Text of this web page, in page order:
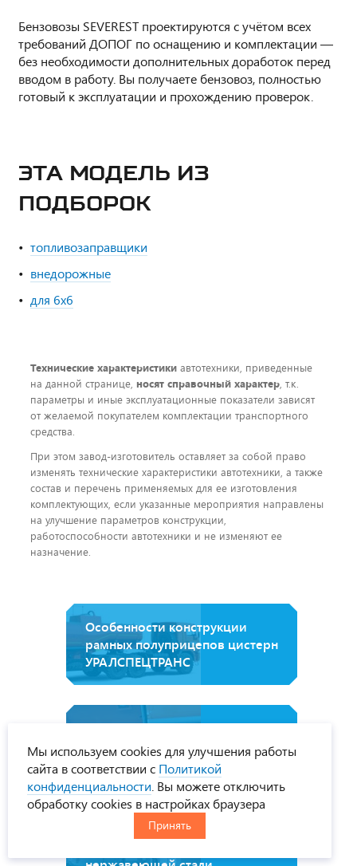
Бензовозы SEVEREST проектируются с учётом всех
требований ДОПОГ по оснащению и комплектации —
без необходимости дополнительных доработок перед
вводом в работу. Вы получаете бензовоз, полностью
готовый к эксплуатации и прохождению проверок.
ЭТА МОДЕЛЬ ИЗ
ПОДБОРОК
топливозаправщики
внедорожные
для 6x6
Технические характеристики автотехники, приведенные
на данной странице, носят справочный характер, т.к.
параметры и иные эксплуатационные показатели зависят
от желаемой покупателем комплектации транспортного
средства.
При этом завод-изготовитель оставляет за собой право
изменять технические характеристики автотехники, а также
состав и перечень применяемых для ее изготовления
комплектующих, если указанные мероприятия направлены
на улучшение параметров конструкции,
работоспособности автотехники и не изменяют ее
назначение.
Особенности конструкции
рамных полуприцепов цистерн
УРАЛСПЕЦТРАНС
перекачивания ГСМ
Производство емкостей
Мы используем cookies для улучшения работы
сайта в соответствии с Политикой
конфиденциальности . Вы можете отключить
обработку cookies в настройках браузера
Принять